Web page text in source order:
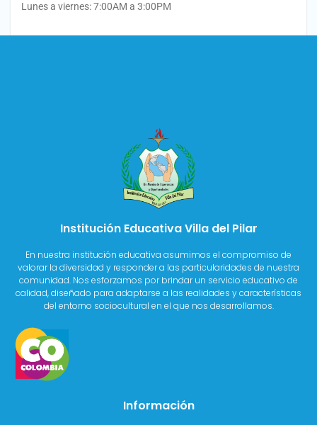
Lunes a viernes: 7:00AM a 3:00PM
Institución Educativa Villa del Pilar
En nuestra institución educativa asumimos el compromiso de
valorar la diversidad y responder a las particularidades de nuestra
comunidad. Nos esforzamos por brindar un servicio educativo de
calidad, diseñado para adaptarse a las realidades y características
del entorno sociocultural en el que nos desarrollamos.
Información